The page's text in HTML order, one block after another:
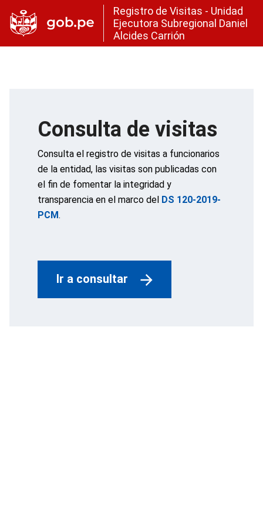
Registro de Visitas - Unidad
Ejecutora Subregional Daniel
Alcides Carrión
Consulta de visitas
Consulta el registro de visitas a funcionarios
de la entidad, las visitas son publicadas con
el fin de fomentar la integridad y
transparencia en el marco del DS 120-2019-
PCM.
Ir a consultar